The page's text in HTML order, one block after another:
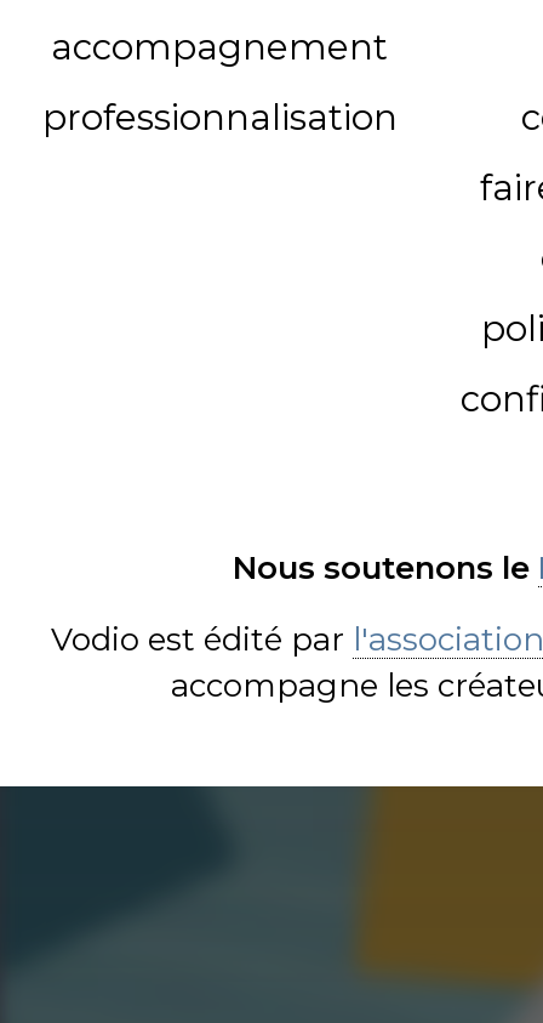
accompagnement
professionnalisation